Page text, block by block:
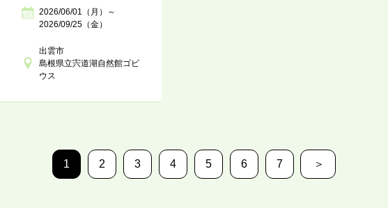
2026/06/01（月）～
2026/09/25（金）
出雲市
島根県立宍道湖自然館ゴビ
ウス
1 2 3 4 5 6 7 ＞